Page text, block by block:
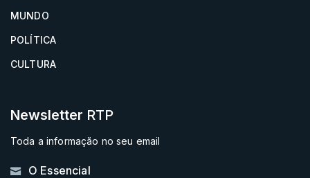
MUNDO
POLÍTICA
CULTURA
Newsletter RTP
Toda a informação no seu email
O Essencial